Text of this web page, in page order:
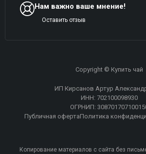
Нам важно ваше мнение!
Оставить отзыв
Copyright © Купить чай
ИП Кирсанов Артур
ИНН: 702100098930
ОГРНИП:
Публичная офертаПолитика
Копирование материалов с сайта без